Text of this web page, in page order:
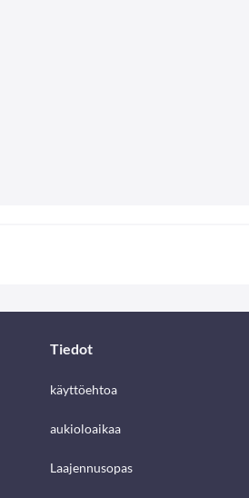
Tiedot
käyttöehtoa
aukioloaikaa
Laajennusopas